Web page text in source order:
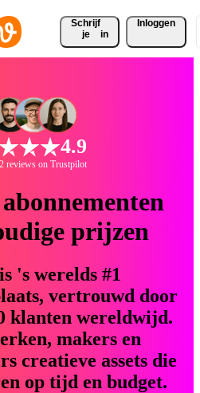
Schrijf
je
in
Inloggen
4.9
reviews on Trustpilot
prijzen
's werelds #1
vertrouwd door
klanten wereldwijd.
makers en
creatieve assets die
op tijd en budget.